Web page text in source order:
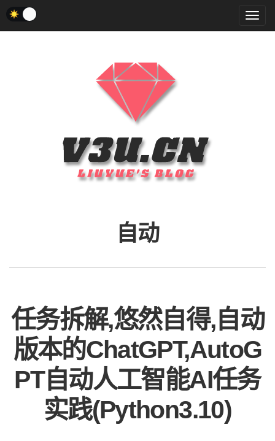
菜
单
自动
任务拆解,悠然自得,自动
版本的ChatGPT,AutoG
PT自动人工智能AI任务
实践(Python3.10)